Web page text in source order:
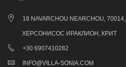
18 NAVARCHOU NEARCHOU, 70014,
ХЕРСОНИСОС ИРАКЛИОН, КРИТ
+30 6907410282
INFO@VILLA-SONIA.COM